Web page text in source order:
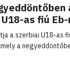
as fiú Eb-
a szerbiai U18-as
a